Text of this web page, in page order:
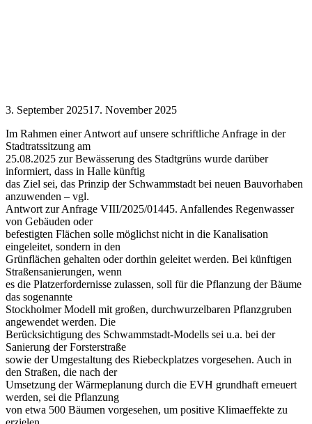
3. September 202517. November 2025
Im Rahmen einer Antwort auf unsere schriftliche Anfrage in der
Stadtratssitzung am
25.08.2025 zur Bewässerung des Stadtgrüns wurde darüber
informiert, dass in Halle künftig
das Ziel sei, das Prinzip der Schwammstadt bei neuen Bauvorhaben
anzuwenden – vgl.
Antwort zur Anfrage VIII/2025/01445. Anfallendes Regenwasser
von Gebäuden oder
befestigten Flächen solle möglichst nicht in die Kanalisation
eingeleitet, sondern in den
Grünflächen gehalten oder dorthin geleitet werden. Bei künftigen
Straßensanierungen, wenn
es die Platzerfordernisse zulassen, soll für die Pflanzung der Bäume
das sogenannte
Stockholmer Modell mit großen, durchwurzelbaren Pflanzgruben
angewendet werden. Die
Berücksichtigung des Schwammstadt-Modells sei u.a. bei der
Sanierung der Forsterstraße
sowie der Umgestaltung des Riebeckplatzes vorgesehen. Auch in
den Straßen, die nach der
Umsetzung der Wärmeplanung durch die EVH grundhaft erneuert
werden, sei die Pflanzung
von etwa 500 Bäumen vorgesehen, um positive Klimaeffekte zu